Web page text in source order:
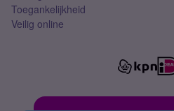
Toegankelijkheid
Veilig online